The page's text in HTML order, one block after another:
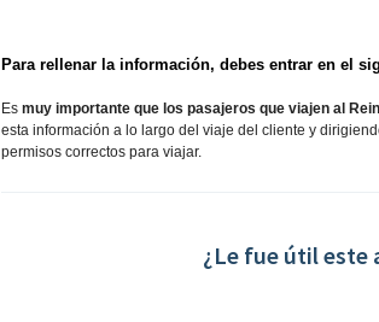
Para rellenar la información, debes entrar en el
Es muy importante que los pasajeros que viajen al
esta información a lo largo del viaje del cliente y
permisos correctos para viajar.
¿Le fue útil este